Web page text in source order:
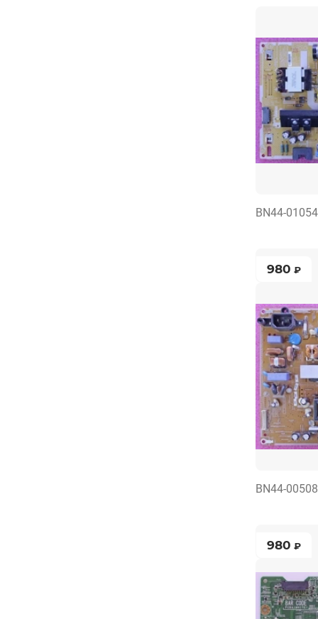
BN44-
980 ₽
BN44-
980 ₽